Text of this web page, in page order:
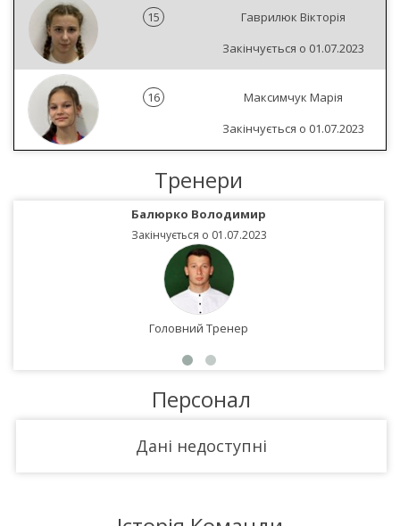
15
Гаврилюк Вікторія
Закінчується о 01.07.2023
16
Максимчук Марія
Закінчується о 01.07.2023
Тренери
Балюрко Володимир
Закінчується о 01.07.2023
Головний Тренер
Персонал
Дані недоступні